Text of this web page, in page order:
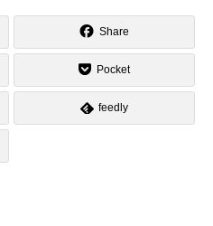
Share
Pocket
feedly